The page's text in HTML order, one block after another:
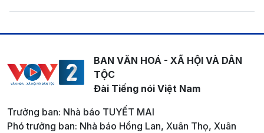
BAN VĂN HOÁ - XÃ HỘI VÀ DÂN
TỘC
Đài Tiếng nói Việt Nam
Trưởng ban: Nhà báo TUYẾT MAI
Phó trưởng ban: Nhà báo Hồng Lan, Xuân Thọ, Xuân